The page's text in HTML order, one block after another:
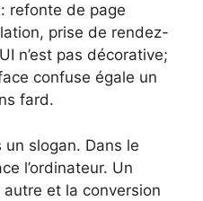
refonte de page
prise de rendez-
n’est pas décorative;
confuse égale un
fard.
un slogan. Dans le
l’ordinateur. Un
autre et la conversion